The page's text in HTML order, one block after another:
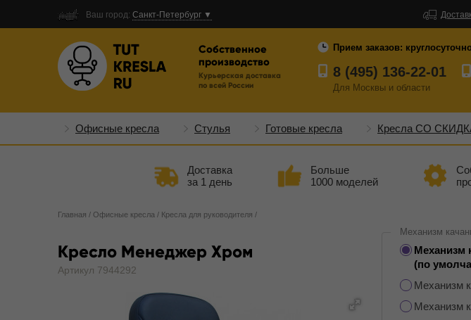
Ваш город: Санкт-Петербург ▼
Собственное
производство
Курьерская доставка
по всей России
Прием заказов:
8 (495) 136-22-01
Для Москвы и области
Офисные кресла Стулья Готовые кресла Кресла СО
Доставка
за 1 день
Больше
1000 моделей
Главная / Офисные кресла / Кресла для руководителя /
Кресло Менеджер Хром
Артикул 7944292
Механизм
Механизм
(по
Механизм
Механизм